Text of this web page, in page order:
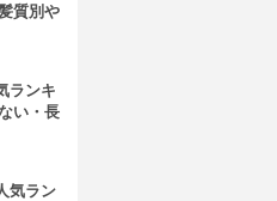
質別や
ランキ
い・長
気ラン